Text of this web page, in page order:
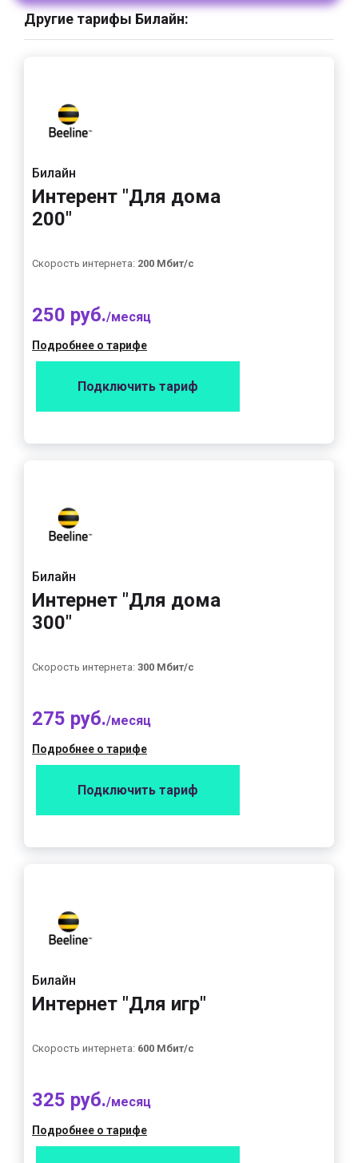
Другие тарифы Билайн:
Билайн
Интерент "Для дома
200"
Скорость интернета: 200 Мбит/с
250 руб./месяц
Подробнее о тарифе
Подключить тариф
Билайн
Интернет "Для дома
300"
Скорость интернета: 300 Мбит/с
275 руб./месяц
Подробнее о тарифе
Подключить тариф
Билайн
Интернет "Для игр"
Скорость интернета: 600 Мбит/с
325 руб./месяц
Подробнее о тарифе